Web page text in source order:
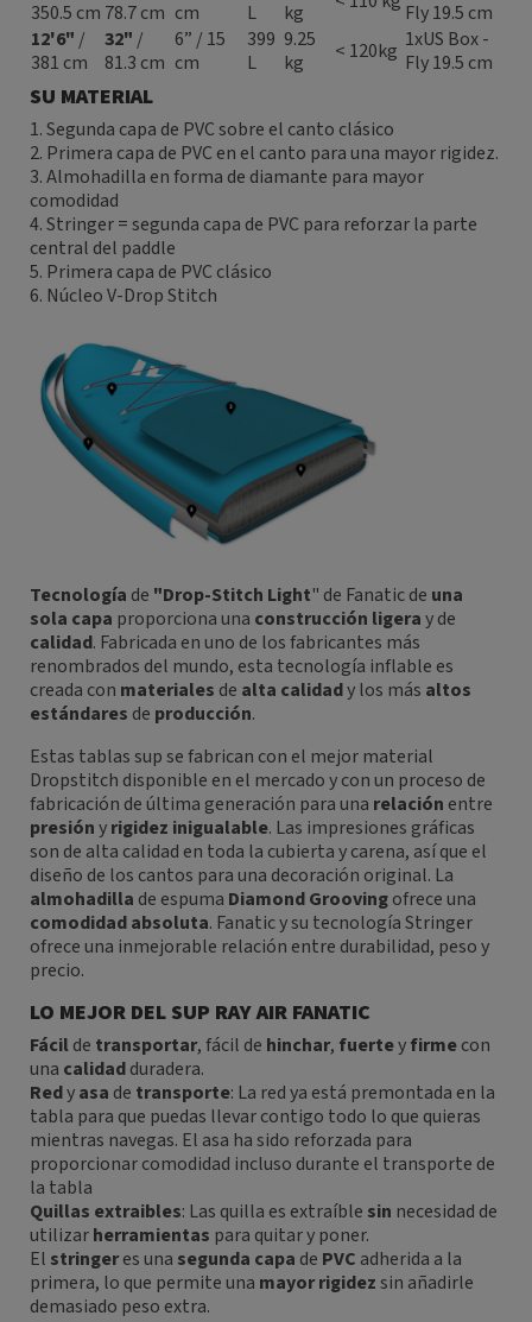
350.5 cm 78.7 cm cm
L
kg
Fly 19.5 cm
12'6" /
381 cm
32" /
81.3 cm
6” / 15
cm
399
L
9.25
kg
< 120kg 1xUS Box -
Fly 19.5 cm
SU MATERIAL
1. Segunda capa de PVC sobre el canto clásico
2. Primera capa de PVC en el canto para una mayor rigidez.
3. Almohadilla en forma de diamante para mayor
comodidad
4. Stringer = segunda capa de PVC para reforzar la parte
central del paddle
5. Primera capa de PVC clásico
6. Núcleo V-Drop Stitch
Tecnología de "Drop-Stitch Light" de Fanatic de una
sola capa proporciona una construcción ligeray de
calidad. Fabricada en uno de los fabricantes más
renombrados del mundo, esta tecnología inflable es
creada con materiales de alta calidady los más altos
estándares de producción.
Estas tablas sup se fabrican con el mejor material
Dropstitch disponible en el mercado y con un proceso de
fabricación de última generación para una relación entre
presiónyrigidez inigualable. Las impresiones gráficas
son de alta calidad en toda la cubierta y carena, así que el
diseño de los cantos para una decoración original. La
almohadilla de espuma Diamond Groovingofrece una
comodidadabsoluta. Fanatic y su tecnología Stringer
ofrece una inmejorable relación entre durabilidad, peso y
precio.
LO MEJOR DEL SUP RAY AIR FANATIC
Fácilde transportar, fácil de hinchar, fuerteyfirmecon
una calidadduradera.
Redyasa de transporte: La red ya está premontada en la
tabla para que puedas llevar contigo todo lo que quieras
mientras navegas. El asa ha sido reforzada para
proporcionar comodidad incluso durante el transporte de
la tabla
Quillas extraibles: Las quilla es extraíble sin necesidad de
utilizarherramientas para quitar y poner.
El stringeres una segunda capa de PVC adherida a la
primera, lo que permite una mayorrigidezsin añadirle
demasiado peso extra.